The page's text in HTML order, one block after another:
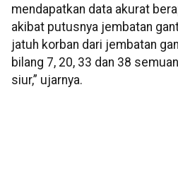
mendapatkan data akurat
akibat putusnya jembatan
jatuh korban dari jembatan
bilang 7, 20, 33 dan 38
siur,” ujarnya.